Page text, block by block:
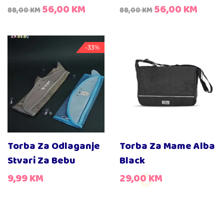
88,00KM56,00KM 88,00KM56,00KM
-33%
Torba Za Odlaganje
Stvari Za Bebu
9,99KM
Torba Za Mame Alba
Black
29,00KM